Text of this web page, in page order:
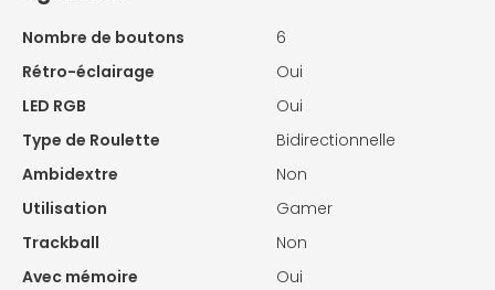
Nombre de boutons
6
Rétro-éclairage
Oui
LED RGB
Oui
Type de Roulette
Bidirectionnelle
Ambidextre
Non
Utilisation
Gamer
Trackball
Non
Avec mémoire
Oui